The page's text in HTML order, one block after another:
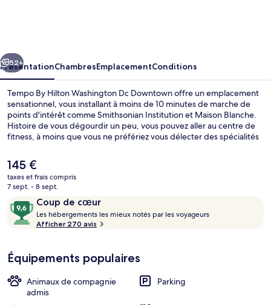
Dc
Downtown
Suivant
52+
PrésentationChambresEmplacementConditions
Tempo By Hilton Washington Dc Downtown offre un emplacement
sensationnel, vous installant à moins de 10 minutes de marche de
points d'intérêt comme Smithsonian Institution et Maison Blanche.
Histoire de vous dégourdir un peu, vous pouvez aller au centre de
fitness, à moins que vous ne préfériez vous délecter des spécialités
restaurants du lieu. Parc national National Mall et George
Washington University se trouvent par ailleurs à moins de 15 minutes
à pied. Les transports publics se situent à une courte distance à pied
: Station de métro Farragut West est à 4 min et Station de métro
Farragut North, à 4 min.
Le
prix
actuel
de
145 €.
145 €
taxes et frais compris
7 sept. - 8 sept.
Avis
voyageurs
Coup de cœur
9,6
sur
10,
cœur
Les hébergements les mieux notés par les voyageurs
Afficher 270 avis
Équipements populaires
Animaux de compagnie
admis
Parking